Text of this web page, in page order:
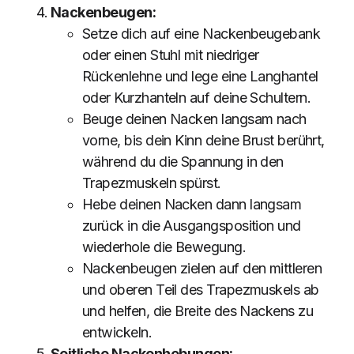
Nackenbeugen:
Setze dich auf eine Nackenbeugebank
oder einen Stuhl mit niedriger
Rückenlehne und lege eine Langhantel
oder Kurzhanteln auf deine Schultern.
Beuge deinen Nacken langsam nach
vorne, bis dein Kinn deine Brust berührt,
während du die Spannung in den
Trapezmuskeln spürst.
Hebe deinen Nacken dann langsam
zurück in die Ausgangsposition und
wiederhole die Bewegung.
Nackenbeugen zielen auf den mittleren
und oberen Teil des Trapezmuskels ab
und helfen, die Breite des Nackens zu
entwickeln.